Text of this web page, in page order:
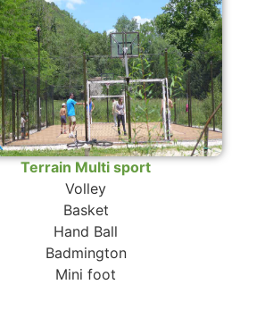
Terrain Multi sport
Volley
Basket
Hand Ball
Badmington
Mini foot